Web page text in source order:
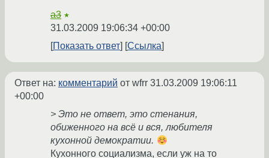
a3 ★
31.03.2009 19:06:34 +00:00
Показать ответ
Ссылка
Ответ на: комментарий от wfrr 31.03.2009 19:06:11
+00:00
> Это не ответ, это стенания,
обиженного на всё и вся, любителя
кухонной демократии.
Кухонного социализма, если уж на то